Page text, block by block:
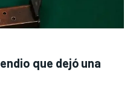
que dejó una